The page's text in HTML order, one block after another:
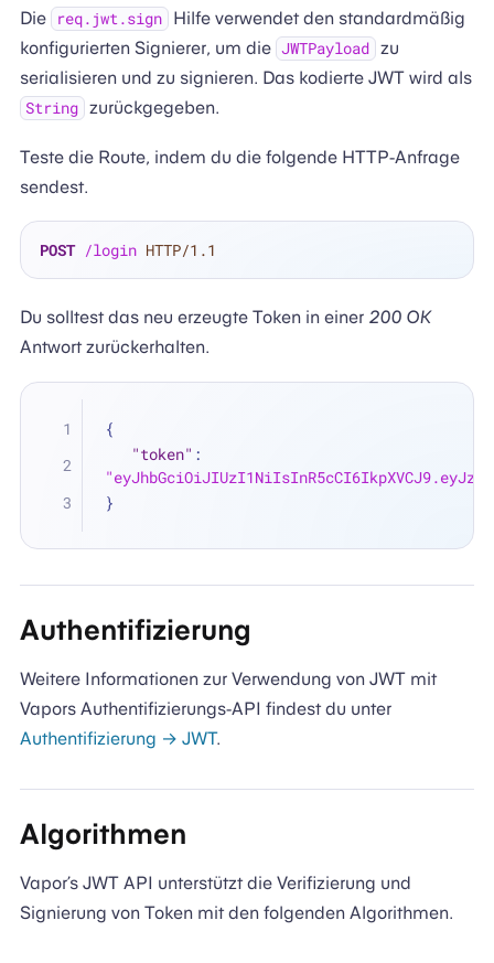
Die req.jwt.sign
Hilfe verwendet den standardmäßig
konfigurierten Signierer, um die JWTPayload zu
serialisieren und zu signieren. Das kodierte JWT wird als
String zurückgegeben.
Teste die Route, indem du die folgende HTTP-Anfrage
sendest.
POST /login HTTP/1.1
Du solltest das neu erzeugte Token in einer 200 OK
Antwort zurückerhalten.
{
"token" :
}
Authentifizierung
Weitere Informationen zur Verwendung von JWT mit
Vapors Authentifizierungs-API findest du unter
Authentifizierung → JWT.
Algorithmen
Vapor’s JWT API unterstützt die Verifizierung und
Signierung von Token mit den folgenden Algorithmen.